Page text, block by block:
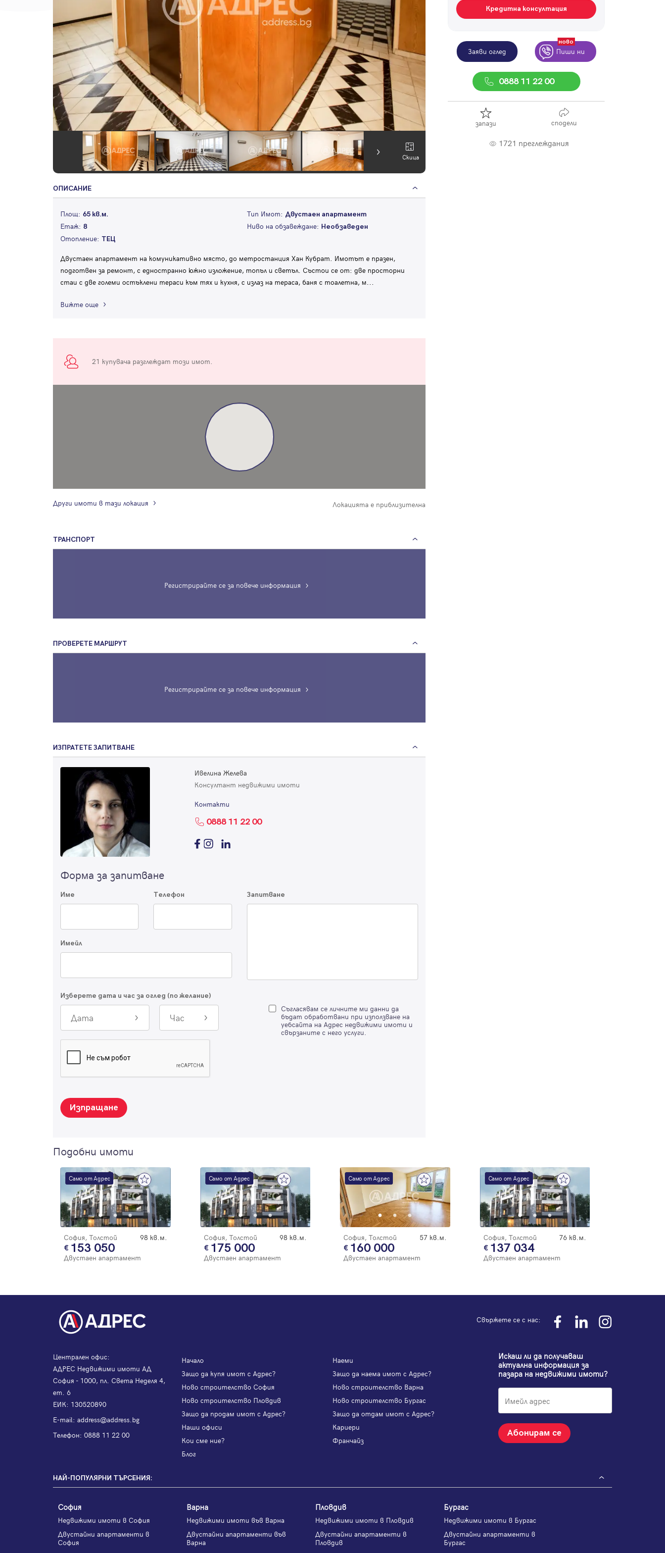
Скица
Кредитна консултация
Заяви оглед Пиши ни
ново
0888 11 22 00
запази сподели
1721 преглеждания
ОПИСАНИЕ
Площ: 65 кв.м. Тип Имот: Двустаен апартамент
Етаж: 8 Ниво на обзавеждане: Необзаведен
Отопление: ТЕЦ
Двустаен апартамент на комуникативно място, до метростанция Хан Кубрат. Имотът е празен,
подготвен за ремонт, с едностранно южно изложение, топъл и светъл. Състои се от: две просторни
стаи с две големи остъклени тераси към тях и кухня, с излаз на тераса, баня с тоалетна, м...
Вижте още
21 купувача разглеждат този имот.
Локацията е приблизителна
Други имоти в тази локация
ТРАНСПОРТ
Регистрирайте се за повече информация
ПРОВЕРЕТЕ МАРШРУТ
Регистрирайте се за повече информация
ИЗПРАТЕТЕ ЗАПИТВАНЕ
Ивелина Желева
Консултант недвижими имоти
Контакти
0888 11 22 00
Форма за запитване
Име Телефон
Имейл
Запитване
Изберете дата и час за оглед (по желание)
Дата Час
Съгласявам се личните ми данни да
бъдат обработвани при използване на
уебсайта на Адрес недвижими имоти и
свързаните с него услуги.
Изпращане
Подобни имоти
Само от Адрес
София, Толстой 98 кв.м.
153 050
Двустаен апартамент
Само от Адрес
София, Толстой 98 кв.м.
175 000
Двустаен апартамент
Само от Адрес
София, Толстой 57 кв.м.
160 000
Двустаен апартамент
Само от Адрес
София, Толстой 76 кв.м.
137 034
Двустаен апартамент
Успех!
Успех!
Свържете се с нас:
Централен офис:
АДРЕС Недвижими имоти АД
София - 1000, пл. Света Неделя 4,
ет. 6
ЕИК: 130520890
Е-mail: address@address.bg
Телефон: 0888 11 22 00
Начало
Наеми
Защо да купя имот с Адрес?
Защо да наема имот с Адрес?
Ново строителство София
Ново строителство Варна
Ново строителство Пловдив
Ново строителство Бургас
Защо да продам имот с Адрес?
Защо да отдам имот с Адрес?
Наши офиси
Кариери
Кои сме ние?
Франчайз
Блог
Искаш ли да получаваш
актуална информация за
пазара на недвижими имоти?
Абонирам се
НАЙ-ПОПУЛЯРНИ ТЪРСЕНИЯ:
София
Недвижими имоти в София
Двустайни апартаменти в
София
Варна
Недвижими имоти във Варна
Двустайни апартаменти във
Варна
Пловдив
Недвижими имоти в Пловдив
Двустайни апартаменти в
Пловдив
Бургас
Недвижими имоти в Бургас
Двустайни апартаменти в
Бургас
Вход
Влезте с профила си, за да разгледате повече снимки и да получите
по-подробна информация.
Продължи с Facebook